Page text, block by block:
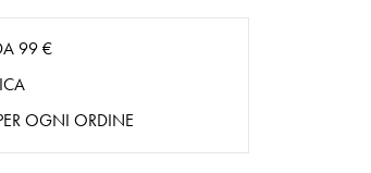
99 €
OGNI ORDINE